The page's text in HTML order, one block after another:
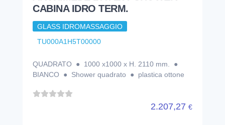
CABINA IDRO TERM.
GLASS IDROMASSAGGIO
TU000A1H5T00000
QUADRATO ● 1000 x1000 x H. 2110 mm. ●
BIANCO ● Shower quadrato ● plastica ottone
2.207,27 €